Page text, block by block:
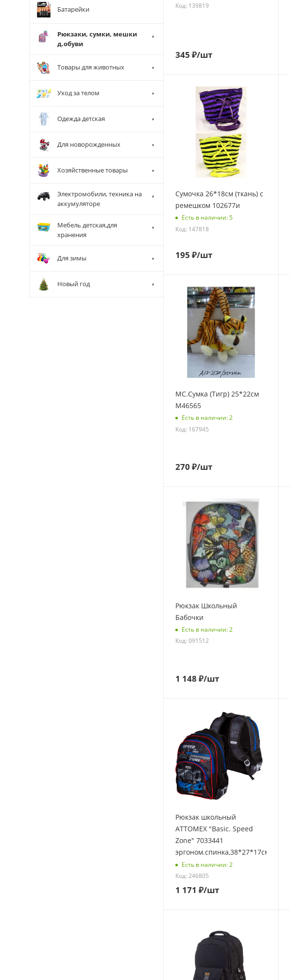
Код: 139819
345 ₽/шт
Сумочка 26*18см (ткань) с
ремешком 102677и
Есть в наличии: 5
Код: 147818
195 ₽/шт
МС.Сумка (Тигр) 25*22см
M46565
Есть в наличии: 2
Код: 167945
270 ₽/шт
Рюкзак Школьный
Бабочки
Есть в наличии: 2
Код: 091512
1 148 ₽/шт
Рюкзак школьный
ATTOMEX "Basic. Speed
Zone" 7033441
эргоном.спинка,38*27*17см,св
Есть в наличии: 2
Код: 246805
1 171 ₽/шт
Батарейки
Рюкзаки, сумки, мешки
д.обуви
Товары для животных
Уход за телом
Одежда детская
Для новорожденных
Хозяйственные товары
Электромобили, техника на
аккумуляторе
Мебель детская,для
хранения
Для зимы
Новый год